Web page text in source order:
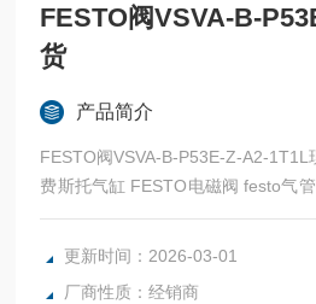
FESTO阀VSVA-B-
货
产品简介
FESTO阀VSVA-B-P53E-Z-A2-1T1L
费斯托气缸 FESTO电磁阀 festo气
滤器 费斯托油雾器 FESTO传感器
全系列产品大量现货请咨询上海茂硕
更新时间：2026-03-01
厂商性质：经销商